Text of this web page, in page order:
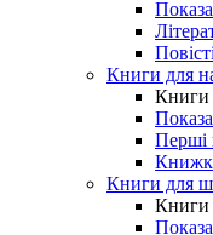
Книги для
Книги
Перші
Книги для
Книги